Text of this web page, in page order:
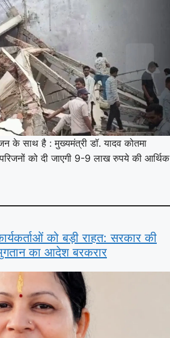
के साथ है : मुख्यमंत्री डॉ. यादव कोतमा
को दी जाएगी 9-9 लाख रुपये की आर्थिक
को बड़ी राहत: सरकार की
का आदेश बरकरार